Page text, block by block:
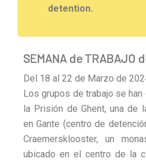
detention.
SEMANA de TRABAJO
Del 18 al 22 de Marzo de
Los grupos de trabajo se
la Prisión de Ghent, una de
en Gante (centro de
Craemersklooster, un
ubicado en el centro de la